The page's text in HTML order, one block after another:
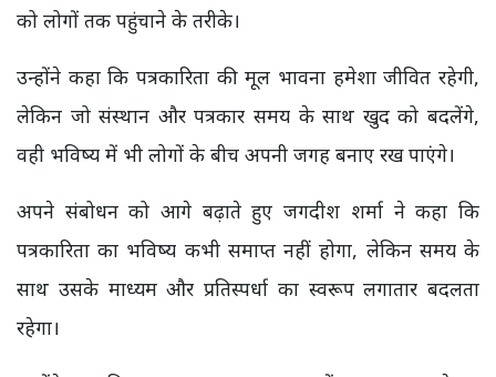
को लोगों तक पहुंचाने के तरीके।
उन्होंने कहा कि पत्रकारिता की मूल भावना हमेशा जीवित रहेगी,
लेकिन जो संस्थान और पत्रकार समय के साथ खुद को बदलेंगे,
वही भविष्य में भी लोगों के बीच अपनी जगह बनाए रख पाएंगे।
अपने संबोधन को आगे बढ़ाते हुए जगदीश शर्मा ने कहा कि
पत्रकारिता का भविष्य कभी समाप्त नहीं होगा, लेकिन समय के
साथ उसके माध्यम और प्रतिस्पर्धा का स्वरूप लगातार बदलता
रहेगा।